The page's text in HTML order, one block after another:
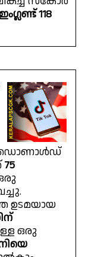
118
ഡൊണാൾഡ്
75
ഉടമയായ
ഒരു